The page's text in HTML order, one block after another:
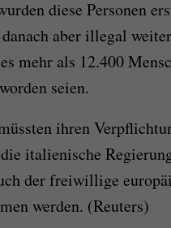
diese Personen
aber illegal
mehr als 12.400
seien.
ihren
italienische
der freiwillige
werden. (Reuters)